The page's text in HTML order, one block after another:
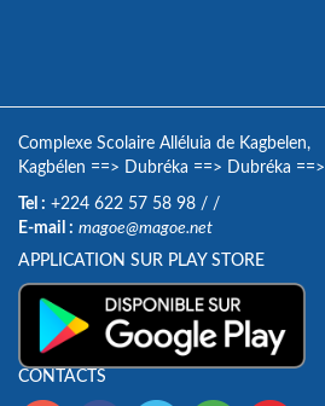
Complexe Scolaire Alléluia de Kagbelen,
Kagbélen ==> Dubréka ==> Dubréka ==>
Tel : +224 622 57 58 98 / /
E-mail : magoe@magoe.net
APPLICATION SUR PLAY STORE
CONTACTS